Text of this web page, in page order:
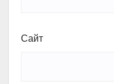
Сайт